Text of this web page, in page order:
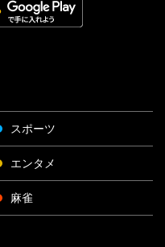
スポーツ
エンタメ
麻雀